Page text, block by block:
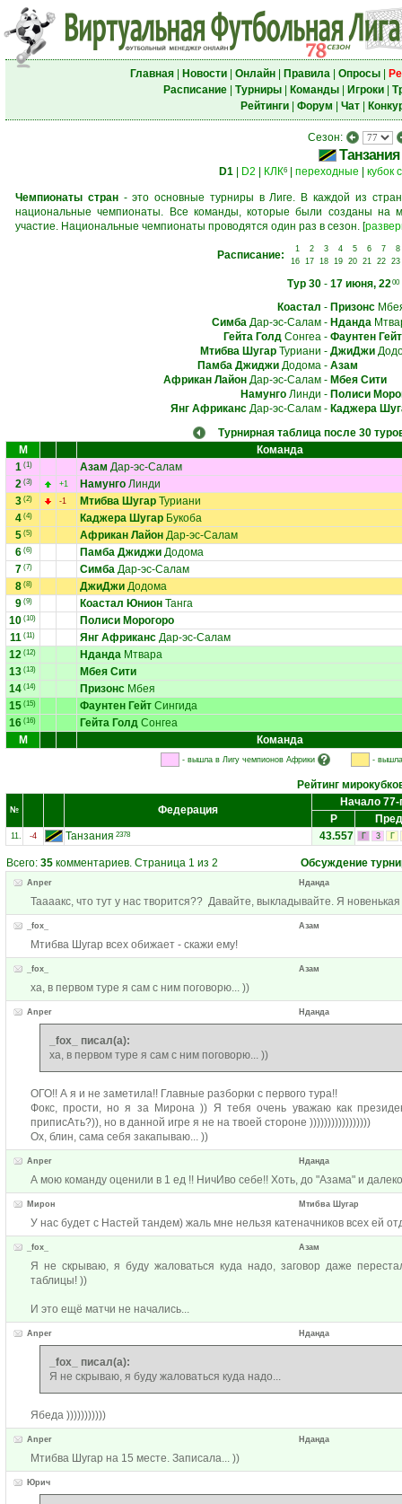
Главная| Новости| Онлайн| Правила| Опросы|
Расписание| Турниры| Команды| Игроки|
Рейтинги| Форум Чат|
Сезон:
Танзания
D1 D2 КЛК6 переходные кубок
Чемпионаты стран- это основные турниры в Лиге. В каждой из
национальные чемпионаты. Все команды, которые были созданы на
участие. Национальные чемпионаты проводятся один раз в сезон. [
Расписание: 1 2 3 4 5 6 7
8
16
17 18 19 20 21 22 23
Тур 30- 17 июня, 2200
Коастал - Призонс
СимбаДар-эс-Салам- Нданда
Гейта ГолдСонгеа- Фаунтен Гейт
Мтибва ШугарТуриани - ДжиДжи
Памба ДжиджиДодома- Азам
Африкан ЛайонДар-эс-Салам- Мбея Сити
НамунгоЛинди - Полиси
Янг АфрикансДар-эс-Салам- Каджера
Турнирная таблица после 30
М
Команда
1 (1) Азам Дар-эс-Салам
2 (3) +1 Намунго Линди
3 (2) -1 Мтибва Шугар Туриани
4 (4) Каджера Шугар Букоба
5 (5) Африкан Лайон Дар-эс-Салам
6 (6) Памба Джиджи Додома
7 (7) Симба Дар-эс-Салам
8 (8) ДжиДжи Додома
9 (9) Коастал Юнион Танга
10 (10)
Полиси Морогоро
11 (11) Янг Африканс Дар-эс-Салам
12 (12) Нданда Мтвара
13 (13)
Мбея Сити
14 (14) Призонс Мбея
15 (15) Фаунтен Гейт Сингида
16 (16) Гейта Голд Сонгеа
М
Команда
- вышла в Лигу чемпионов Африки -
Рейтинг
№ Федерация
Начало 77-
Р
11. -4 Танзания 2378 43.557 Г 3 Г
Всего: 35 комментариев. Страница 1 из 2 Обсуждение
Anper Нданда
Таааакс, что тут у нас творится?? Давайте, выкладывайте. Я новенькая
_fox_ Азам
Мтибва Шугар всех обижает - скажи ему!
_fox_ Азам
ха, в первом туре я сам с ним поговорю... ))
Anper Нданда
_fox_ писал(а):
ха, в первом туре я сам с ним поговорю... ))
ОГО!! А я и не заметила!! Главные разборки с первого тура!!
Фокс, прости, но я за Мирона )) Я тебя очень уважаю как
приписАть?)), но в данной игре я не на твоей стороне )))))))))))))))))
Ох, блин, сама себя закапываю... ))
Anper Нданда
А мою команду оценили в 1 ед !! НичИво себе!! Хоть, до "Азама" и
Мирон Мтибва Шугар
У нас будет с Настей тандем) жаль мне нельзя катеначников всех ей
_fox_ Азам
Я не скрываю, я буду жаловаться куда надо, заговор даже
таблицы! ))
И это ещё матчи не начались...
Anper Нданда
_fox_ писал(а):
Я не скрываю, я буду жаловаться куда надо...
Ябеда )))))))))))
Anper Нданда
Мтибва Шугар на 15 месте. Записала... ))
Юрич